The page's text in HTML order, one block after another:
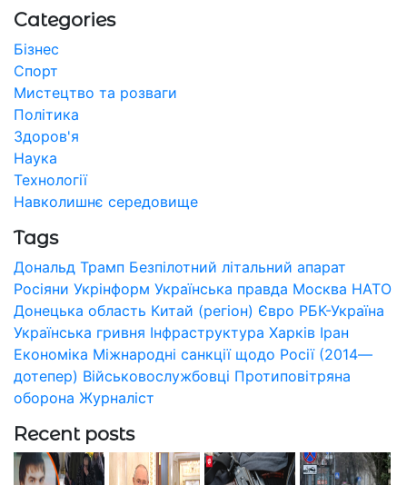
Categories
Бізнес
Спорт
Мистецтво та розваги
Політика
Здоров'я
Наука
Технології
Навколишнє середовище
Tags
Дональд Трамп Безпілотний літальний апарат
Росіяни Укрінформ Українська правда Москва НАТО
Донецька область Китай (регіон) Євро РБК-Україна
Українська гривня Інфраструктура Харків Іран
Економіка Міжнародні санкції щодо Росії (2014—
дотепер) Військовослужбовці Протиповітряна
оборона Журналіст
Recent posts